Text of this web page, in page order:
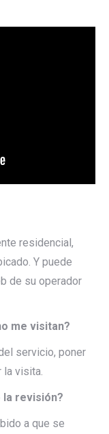
residencial,
Y puede
de su operador
me visitan?
servicio, poner
la visita.
la revisión?
a que se